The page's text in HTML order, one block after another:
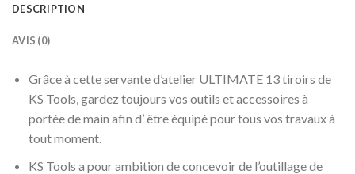
DESCRIPTION
AVIS (0)
Grâce à cette servante d’atelier ULTIMATE 13 tiroirs de
KS Tools, gardez toujours vos outils et accessoires à
portée de main afin d’ être équipé pour tous vos travaux à
tout moment.
KS Tools a pour ambition de concevoir de l’outillage de